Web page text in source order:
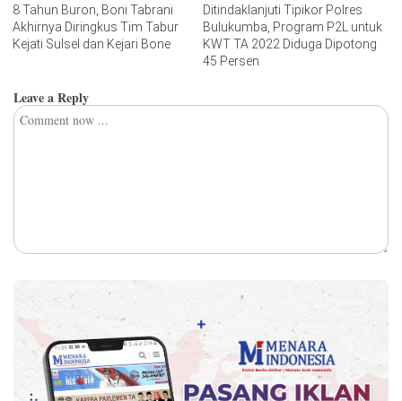
8 Tahun Buron, Boni Tabrani
Akhirnya Diringkus Tim Tabur
Kejati Sulsel dan Kejari Bone
Ditindaklanjuti Tipikor Polres
Bulukumba, Program P2L untuk
KWT TA 2022 Diduga Dipotong
45 Persen
Leave a Reply